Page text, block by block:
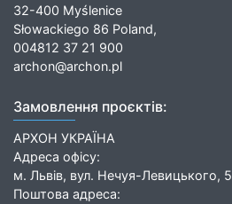
32-400 Myślenice
Słowackiego 86 Poland,
004812 37 21 900
archon@archon.pl
Замовлення проєктів:
АРХОН УКРАЇНА
Адреса офісу:
м. Львів, вул. Нечуя-Левицького, 5
Поштова адреса: